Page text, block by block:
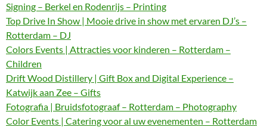
Signing – Berkel en Rodenrijs – Printing
Top Drive In Show | Mooie drive in show met ervaren DJ’s –
Rotterdam – DJ
Colors Events | Attracties voor kinderen – Rotterdam –
Children
Drift Wood Distillery | Gift Box and Digital Experience –
Katwijk aan Zee – Gifts
Fotografia | Bruidsfotograaf – Rotterdam – Photography
Color Events | Catering voor al uw evenementen – Rotterdam